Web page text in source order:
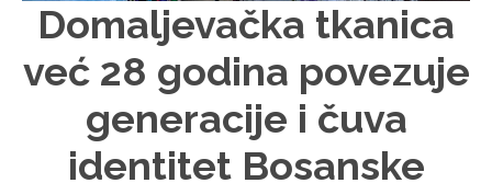
Domaljevačka tkanica
već 28 godina povezuje
generacije i čuva
identitet Bosanske